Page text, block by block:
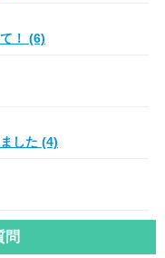
！ (6)
した (4)
問